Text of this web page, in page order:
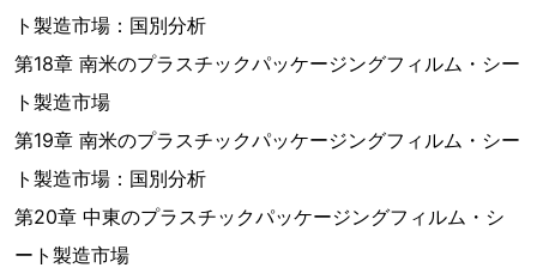
ト製造市場：国別分析
第18章 南米のプラスチックパッケージングフィルム・シー
ト製造市場
第19章 南米のプラスチックパッケージングフィルム・シー
ト製造市場：国別分析
第20章 中東のプラスチックパッケージングフィルム・シ
ート製造市場